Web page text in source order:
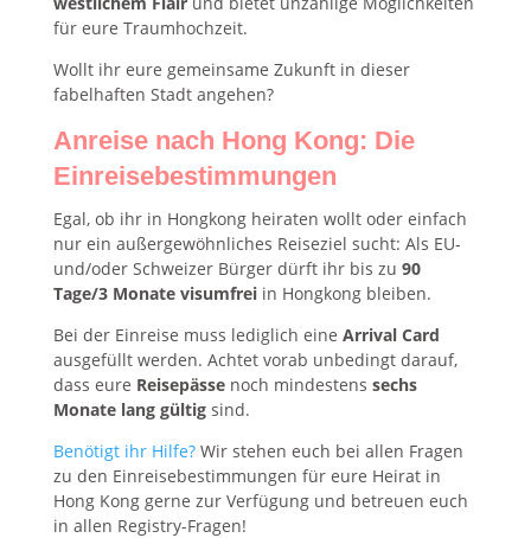
für eure Traumhochzeit.
Wollt ihr eure gemeinsame Zukunft in dieser
fabelhaften Stadt angehen?
Anreise nach Hong Kong: Die
Einreisebestimmungen
Egal, ob ihr in Hongkong heiraten wollt oder einfach
nur ein außergewöhnliches Reiseziel sucht: Als EU-
und/oder Schweizer Bürger dürft ihr bis zu 90
Tage/3 Monate visumfreiin Hongkong bleiben.
Bei der Einreise muss lediglich eine Arrival Card
ausgefüllt werden. Achtet vorab unbedingt darauf,
dass eure Reisepässenoch mindestens sechs
Monate lang gültigsind.
Benötigt ihr Hilfe?Wir stehen euch bei allen Fragen
zu den Einreisebestimmungen für eure Heirat in
Hong Kong gerne zur Verfügung und betreuen euch
in allen Registry-Fragen!